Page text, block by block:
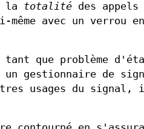
la totalitédes appels
avec un verrou
que problème
gestionnaire de
usages du signal,